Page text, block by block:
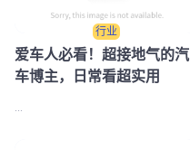
行业
爱车人必看！超接地气的汽
车博主，日常看超实用
...